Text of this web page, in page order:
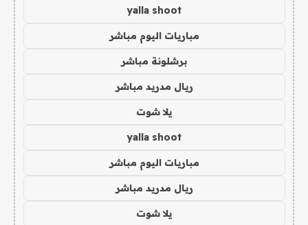
yalla shoot
مباريات اليوم مباشر
برشلونة مباشر
ريال مدريد مباشر
يلا شوت
yalla shoot
مباريات اليوم مباشر
ريال مدريد مباشر
يلا شوت